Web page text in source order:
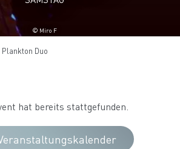
© Miro F
Plankton Duo
hat bereits stattgefunden.